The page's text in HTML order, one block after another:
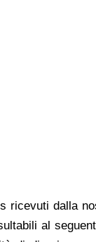
ricevuti dalla
al